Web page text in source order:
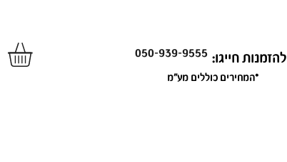
להזמנות חייגו: 050-939-9555
*המחירים כוללים מע"מ